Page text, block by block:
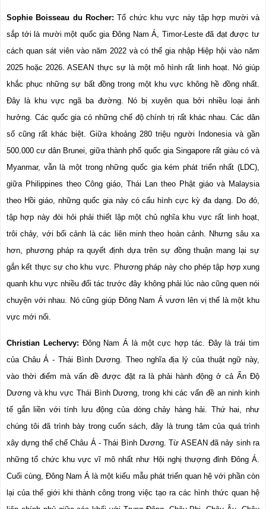
Sophie Boisseau du Rocher: Tổ chức khu vực này tập hợp mười và
sắp tới là mười một quốc gia Đông Nam Á, Timor-Leste đã đạt được tư
cách quan sát viên vào năm 2022 và có thể gia nhập Hiệp hội vào năm
2025 hoặc 2026. ASEAN thực sự là một mô hình rất linh hoạt. Nó giúp
khắc phục những sự bất đồng trong một khu vực không hề đồng nhất.
Đây là khu vực ngã ba đường. Nó bị xuyên qua bởi nhiều loại ảnh
hưởng. Các quốc gia có những chế độ chính trị rất khác nhau. Các dân
số cũng rất khác biệt. Giữa khoảng 280 triệu người Indonesia và gần
500.000 cư dân Brunei, giữa thành phố quốc gia Singapore rất giàu có và
Myanmar, vẫn là một trong những quốc gia kém phát triển nhất (LDC),
giữa Philippines theo Công giáo, Thái Lan theo Phật giáo và Malaysia
theo Hồi giáo, những quốc gia này có cấu hình cực kỳ đa dạng. Do đó,
tập hợp này đòi hỏi phải thiết lập một chủ nghĩa khu vực rất linh hoạt,
trôi chảy, với bối cảnh là các liên minh theo hoàn cảnh. Nhưng sâu xa
hơn, phương pháp ra quyết định dựa trên sự đồng thuận mang lại sự
gắn kết thực sự cho khu vực. Phương pháp này cho phép tập hợp xung
quanh khu vực nhiều đối tác trước đây không phải lúc nào cũng quen nói
chuyện với nhau. Nó cũng giúp Đông Nam Á vươn lên vị thế là một khu
vực mới nổi.
Christian Lechervy: Đông Nam Á là một cực hợp tác. Đây là trái tim
của Châu Á - Thái Bình Dương. Theo nghĩa địa lý của thuật ngữ này,
vào thời điểm mà vấn đề được đặt ra là phải hành động ở cả Ấn Độ
Dương và khu vực Thái Bình Dương, trong khi các vấn đề an ninh kinh
tế gắn liền với tính lưu động của dòng chảy hàng hải. Thứ hai, như
chúng tôi đã trình bày trong cuốn sách, đây là trung tâm của quá trình
xây dựng thể chế Châu Á - Thái Bình Dương. Từ ASEAN đã nảy sinh ra
những tổ chức khu vực vĩ mô nhất như Hội nghị thượng đỉnh Đông Á.
Cuối cùng, Đông Nam Á là một kiểu mẫu phát triển quan hệ với phần còn
lại của thế giới khi thành công trong việc tạo ra các hình thức quan hệ